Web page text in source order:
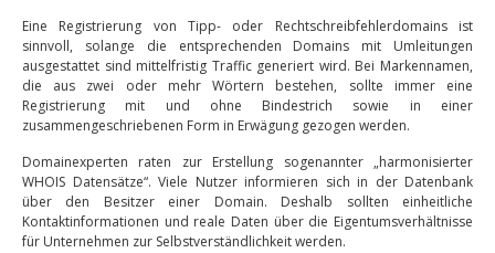
Eine Registrierung von Tipp- oder Rechtschreibfehlerdomains ist
sinnvoll, solange die entsprechenden Domains mit Umleitungen
ausgestattet sind mittelfristig Traffic generiert wird. Bei Markennamen,
die aus zwei oder mehr Wörtern bestehen, sollte immer eine
Registrierung mit und ohne Bindestrich sowie in einer
zusammengeschriebenen Form in Erwägung gezogen werden.
Domainexperten raten zur Erstellung sogenannter „harmonisierter
WHOIS Datensätze“. Viele Nutzer informieren sich in der Datenbank
über den Besitzer einer Domain. Deshalb sollten einheitliche
Kontaktinformationen und reale Daten über die Eigentumsverhältnisse
für Unternehmen zur Selbstverständlichkeit werden.